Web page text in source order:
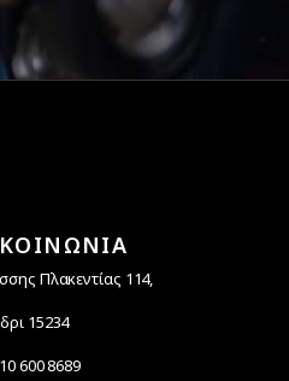
Πλακεντίας 114,
15234
600 8689